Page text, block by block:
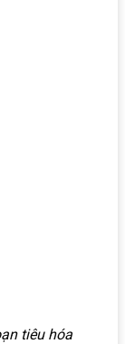
tiêu hóa